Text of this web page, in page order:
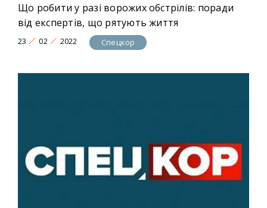
Що робити у разі ворожих обстрілів: поради
від експертів, що рятують життя
23 02 2022 Спецкор